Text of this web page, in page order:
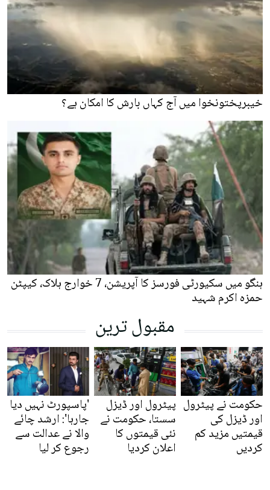
خیبرپختونخوا میں آج کہاں بارش کا امکان ہے؟
ہنگو میں سکیورٹی فورسز کا آپریشن، 7 خوارج ہلاک، کیپٹن
حمزہ اکرم شہید
مقبول ترین
حکومت نے پیٹرول
اور ڈیزل کی
قیمتیں مزید کم
کردیں
پیٹرول اور ڈیزل
سستا، حکومت نے
نئی قیمتوں کا
اعلان کردیا
'پاسپورٹ نہیں دیا
جارہا': ارشد چائے
والا نے عدالت سے
رجوع کر لیا